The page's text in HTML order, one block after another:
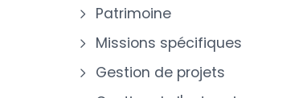
Patrimoine
Missions spécifiques
Gestion de projets